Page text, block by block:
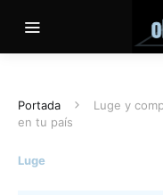
Portada
Luge y
en tu país
Luge